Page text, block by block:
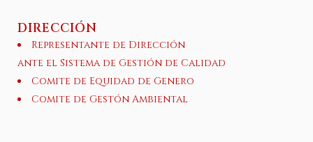
DIRECCIÓN
Representante de Dirección
ante el Sistema de Gestión de Calidad
Comite de Equidad de Genero
Comite de Gestón Ambiental